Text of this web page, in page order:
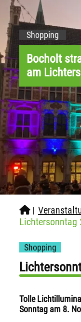
Shopping
Bocholt
am
|
Lichtersonntag
Shopping
Tolle
Sonntag am 8.